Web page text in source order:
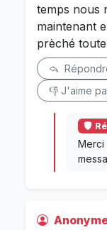
temps nous
maintenant
prèché
👎 J'aime
Merci